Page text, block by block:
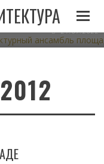
АНСАМБЛЬ
В МИНСКЕ
21.07.2022